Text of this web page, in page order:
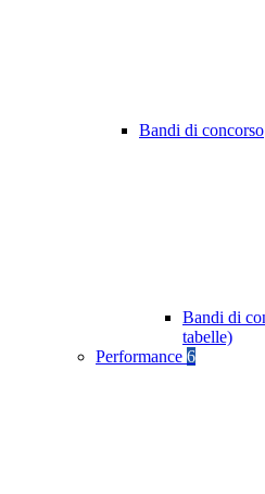
Bandi di concorso
Bandi di
tabelle)
Performance 6